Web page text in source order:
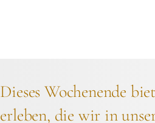
Dieses Wochenende
erleben, die wir in